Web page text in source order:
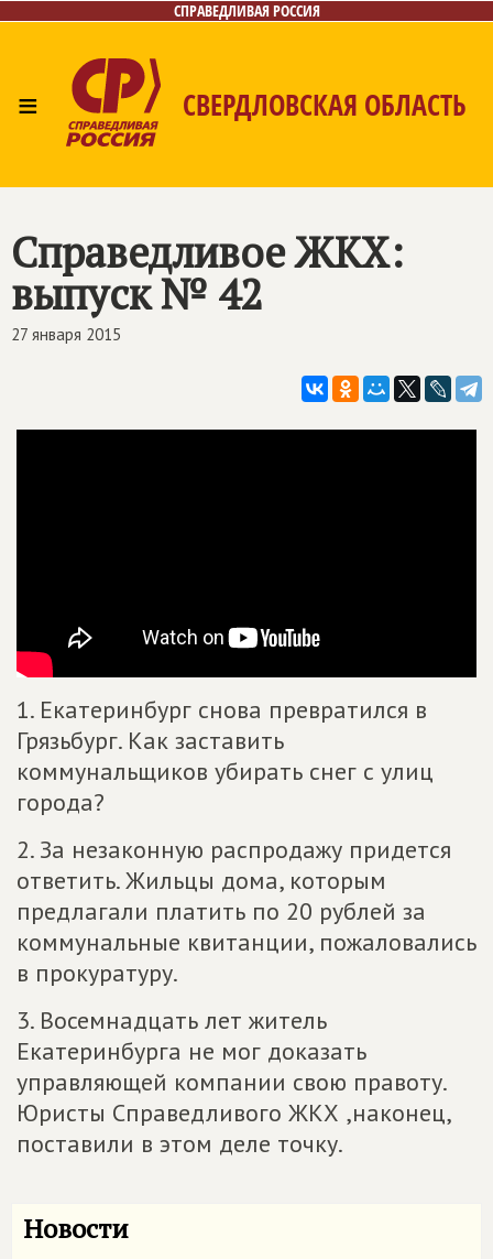
СПРАВЕДЛИВАЯ РОССИЯ
≡ СВЕРДЛОВСКАЯ ОБЛАСТЬ
Поиск
Справедливое ЖКХ:
выпуск № 42
27 января 2015
1. Екатеринбург снова превратился в
Грязьбург. Как заставить
коммунальщиков убирать снег с улиц
города?
2. За незаконную распродажу придется
ответить. Жильцы дома, которым
предлагали платить по 20 рублей за
коммунальные квитанции, пожаловались
в прокуратуру.
3. Восемнадцать лет житель
Екатеринбурга не мог доказать
управляющей компании свою правоту.
Юристы Справедливого ЖКХ ,наконец,
поставили в этом деле точку.
Новости